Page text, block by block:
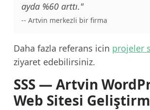
ayda %60 arttı."
-- Artvin merkezli bir firma
Daha fazla referans icin projeler
ziyaret edebilirsiniz.
SSS — Artvin
Web Sitesi